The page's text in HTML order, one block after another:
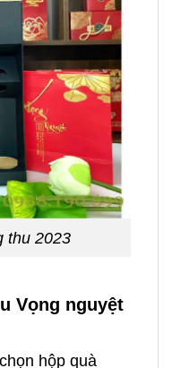
thu 2023
Vọng nguyệt
hộp quà